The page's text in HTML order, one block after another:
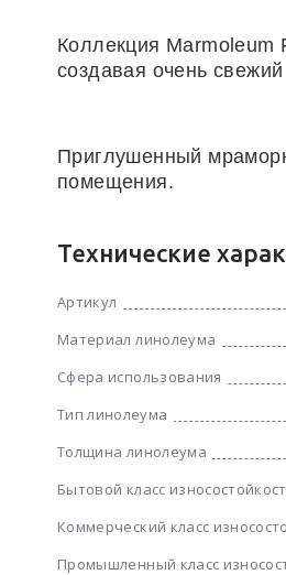
Коллекция Marmoleum
создавая очень
Приглушенный
помещения.
Технические
Артикул
Материал линолеума
Сфера использования
Тип линолеума
Толщина линолеума
Бытовой класс
Коммерческий класс
Промышленный класс